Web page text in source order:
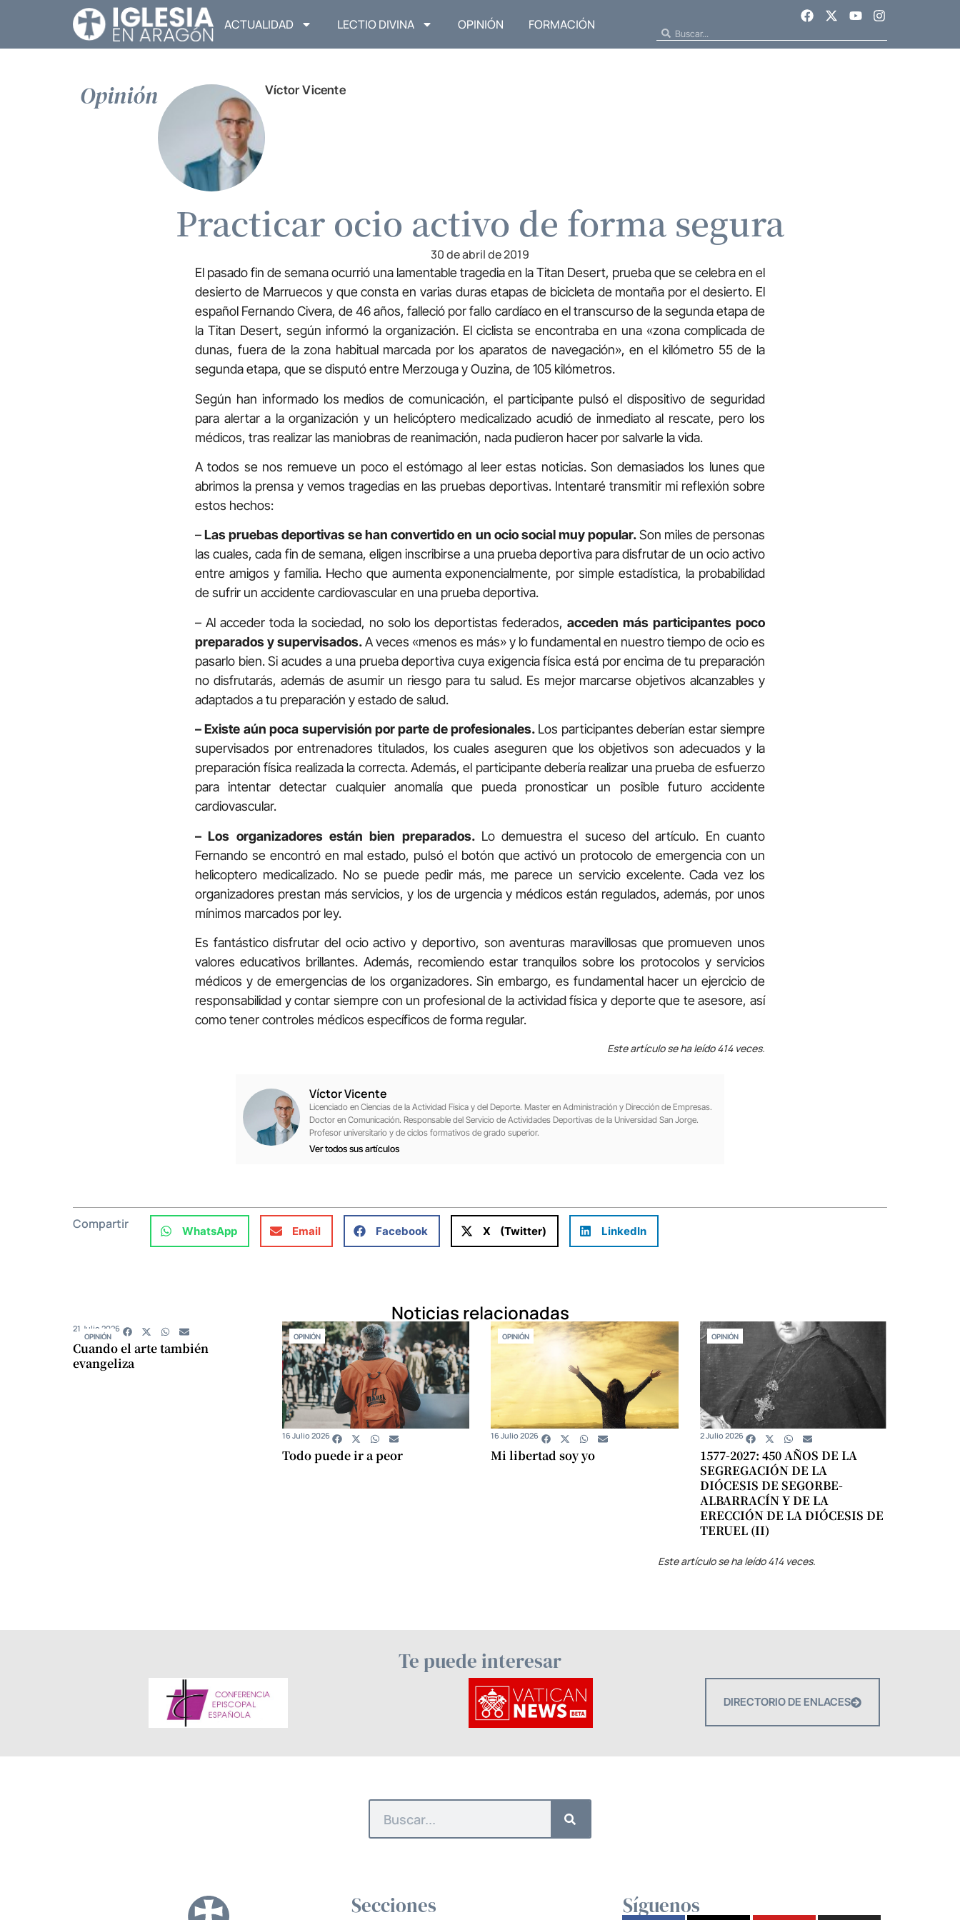
ACTUALIDAD LECTIO DIVINA OPINIÓN FORMACIÓN
Opinión Víctor Vicente
Practicar ocio activo de forma segura
30 de abril de 2019
El pasado fin de semana ocurrió una lamentable tragedia en la Titan Desert, prueba que se celebra en el
desierto de Marruecos y que consta en varias duras etapas de bicicleta de montaña por el desierto. El
español Fernando Civera, de 46 años, falleció por fallo cardíaco en el transcurso de la segunda etapa de
la Titan Desert, según informó la organización. El ciclista se encontraba en una «zona complicada de
dunas, fuera de la zona habitual marcada por los aparatos de navegación», en el kilómetro 55 de la
segunda etapa, que se disputó entre Merzouga y Ouzina, de 105 kilómetros.
Según han informado los medios de comunicación, el participante pulsó el dispositivo de seguridad
para alertar a la organización y un helicóptero medicalizado acudió de inmediato al rescate, pero los
médicos, tras realizar las maniobras de reanimación, nada pudieron hacer por salvarle la vida.
A todos se nos remueve un poco el estómago al leer estas noticias. Son demasiados los lunes que
abrimos la prensa y vemos tragedias en las pruebas deportivas. Intentaré transmitir mi reflexión sobre
estos hechos:
–Las pruebas deportivas se han convertido en un ocio social muy popular.Son miles de personas
las cuales, cada fin de semana, eligen inscribirse a una prueba deportiva para disfrutar de un ocio activo
entre amigos y familia. Hecho que aumenta exponencialmente, por simple estadística, la probabilidad
de sufrir un accidente cardiovascular en una prueba deportiva.
– Al acceder toda la sociedad, no solo los deportistas federados,acceden más participantes poco
preparados y supervisados.A veces «menos es más» y lo fundamental en nuestro tiempo de ocio es
pasarlo bien. Si acudes a una prueba deportiva cuya exigencia física está por encima de tu preparación
no disfrutarás, además de asumir un riesgo para tu salud. Es mejor marcarse objetivos alcanzables y
adaptados a tu preparación y estado de salud.
– Existe aún poca supervisión por parte de profesionales. Los participantes deberían estar siempre
supervisados por entrenadores titulados, los cuales aseguren que los objetivos son adecuados y la
preparación física realizada la correcta. Además, el participante debería realizar una prueba de esfuerzo
para intentar detectar cualquier anomalía que pueda pronosticar un posible futuro accidente
cardiovascular.
– Los organizadores están bien preparados.Lo demuestra el suceso del artículo. En cuanto
Fernando se encontró en mal estado, pulsó el botón que activó un protocolo de emergencia con un
helicoptero medicalizado. No se puede pedir más, me parece un servicio excelente. Cada vez los
organizadores prestan más servicios, y los de urgencia y médicos están regulados, además, por unos
mínimos marcados por ley.
Es fantástico disfrutar del ocio activo y deportivo, son aventuras maravillosas que promueven unos
valores educativos brillantes. Además, recomiendo estar tranquilos sobre los protocolos y servicios
médicos y de emergencias de los organizadores. Sin embargo, es fundamental hacer un ejercicio de
responsabilidad y contar siempre con un profesional de la actividad física y deporte que te asesore, así
como tener controles médicos específicos de forma regular.
Este artículo se ha leído 414 veces.
Víctor Vicente
Licenciado en Ciencias de la Actividad Física y del Deporte. Master en Administración y Dirección de Empresas.
Doctor en Comunicación. Responsable del Servicio de Actividades Deportivas de la Universidad San Jorge.
Profesor universitario y de ciclos formativos de grado superior.
Ver todos sus artículos
Compartir WhatsApp Email Facebook X (Twitter) LinkedIn
Noticias relacionadas
OPINIÓN
Cuando el arte también
evangeliza
21 Julio 2026
OPINIÓN
Todo puede ir a peor
16 Julio 2026
OPINIÓN
Mi libertad soy yo
16 Julio 2026
OPINIÓN
1577-2027: 450 AÑOS DE LA
SEGREGACIÓN DE LA
DIÓCESIS DE SEGORBE-
ALBARRACÍN Y DE LA
ERECCIÓN DE LA DIÓCESIS DE
TERUEL (II)
2 Julio 2026
Este artículo se ha leído 414 veces.
Te puede interesar
DIRECTORIO DE ENLACES
Secciones Síguenos